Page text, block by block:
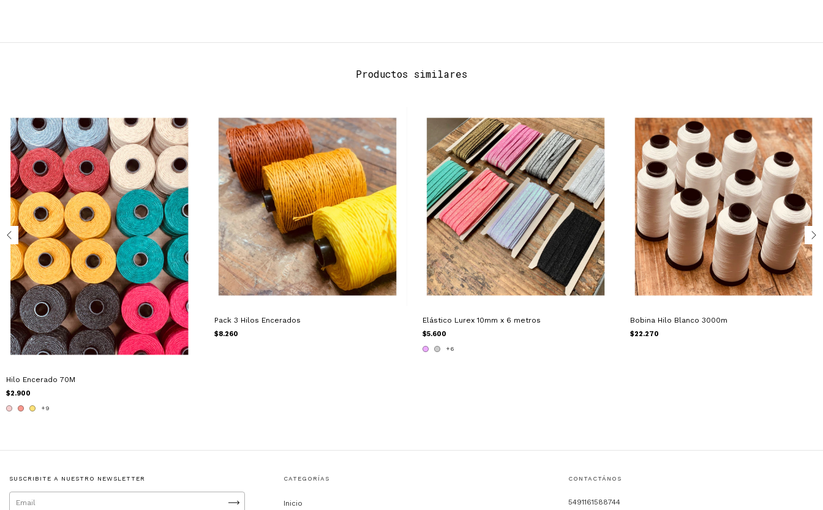
Productos similares
Hilo Encerado 70M
$2.900
+9
Pack 3 Hilos Encerados
$8.260
Elástico Lurex 10mm x 6 metros
$5.600
+6
Bobina Hilo Blanco 3000m
$22.270
SUSCRIBITE A NUESTRO NEWSLETTER CATEGORÍAS
Inicio
CONTACTÁNOS
5491161588744